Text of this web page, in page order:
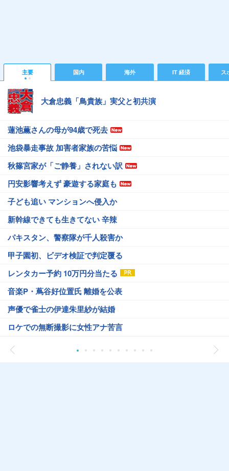
主要 国内 海外 IT 経済 ス
大倉忠義「鳥貴族」実父と初共演
蓮池薫さんの母が94歳で死去
池袋暴走事故 加害者家族の苦悩
秋篠宮家が「ご静養」されない訳
円安影響考えず 豪遊する家庭も
子ども追い マンションへ侵入か
新幹線できても生きてない 辛辣
パキスタン、警察隊が千人殺害か
甲子園初、ビデオ検証で判定覆る
レンタカー予約 10万円分当たる
音楽P・蔦谷好位置氏 離婚を公表
声優で雀士の伊達朱里紗が結婚
ロケでの無断撮影に女性アナ苦言